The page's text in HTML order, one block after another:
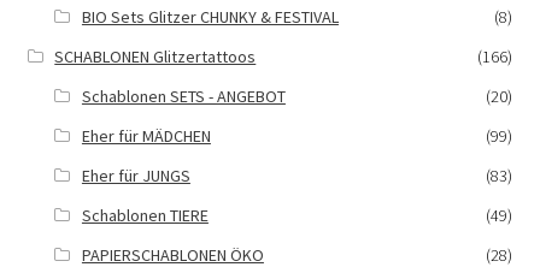
BIO Sets Glitzer CHUNKY & FESTIVAL
(8)
SCHABLONEN Glitzertattoos
(166)
Schablonen SETS - ANGEBOT
(20)
Eher für MÄDCHEN
(99)
Eher für JUNGS
(83)
Schablonen TIERE
(49)
PAPIERSCHABLONEN ÖKO
(28)